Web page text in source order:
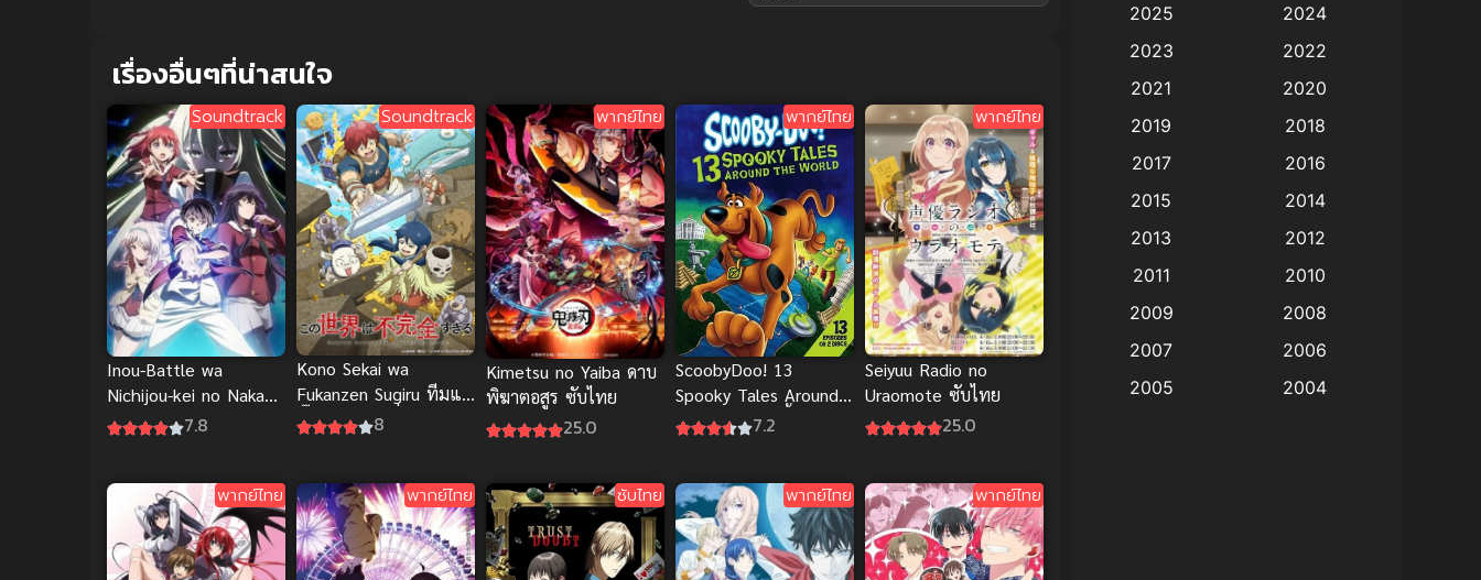
เรื่องอื่นๆที่น่าสนใจ
Soundtrack
Inou-Battle wa
Nichijou-kei no Naka
de พลังป่วนก๊วนเหนือ
7.8
Soundtrack
Kono Sekai wa
Fukanzen Sugiru ทีมแก้
บั๊กในโลกเกมที่ไม่สมบูรณ์
8
พากย์ไทย
Kimetsu no Yaiba ดาบ
พิฆาตอสูร ซับไทย
25.0
พากย์ไทย
ScoobyDoo! 13
Spooky Tales Around
the World สคูบี้ดู ไข
7.2
พากย์ไทย
Seiyuu Radio no
Uraomote ซับไทย
25.0
พากย์ไทย พากย์ไทย ซับไทย พากย์ไทย พากย์ไทย
Animation การ์ตูน
Animation อนิเมะ
Animation แอนิเมชัน (19)
anime(9)
Big tits (นมใหญ่)
Bitch (ผู้หญิงร่าน)
2025
2024
2023
2022
2021
2020
2019
2018
2017
2016
2015
2014
2013
2012
2011
2010
2009
2008
2007
2006
2005
2004